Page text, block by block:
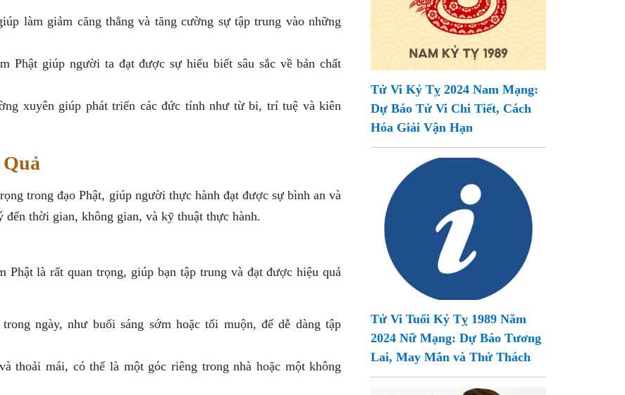
làm giảm căng thẳng và tăng cường sự tập trung vào những
Phật giúp người ta đạt được sự hiểu biết sâu sắc về bản chất
xuyên giúp phát triển các đức tính như từ bi, trí tuệ và kiên
trong đạo Phật, giúp người thực hành đạt được sự bình an và
đến thời gian, không gian, và kỹ thuật thực hành.
là rất quan trọng, giúp bạn tập trung và đạt được hiệu quả
ngày, như buổi sáng sớm hoặc tối muộn, để dễ dàng tập
thoải mái, có thể là một góc riêng trong nhà hoặc một không
Tử Vi Kỷ Tỵ 2024 Nam Mạng:
Dự Báo Tử Vi Chi Tiết, Cách
Hóa Giải Vận Hạn
Tử Vi Tuổi Kỷ Tỵ 1989 Năm
2024 Nữ Mạng: Dự Báo Tương
Lai, May Mắn và Thử Thách